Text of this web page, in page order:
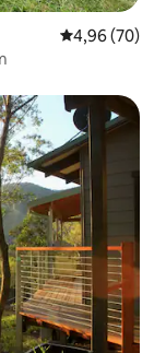
4,96 de uma
4,96 (70)